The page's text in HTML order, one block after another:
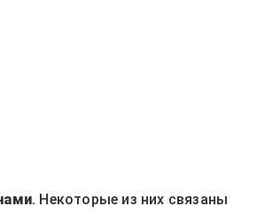
. Некоторые из них связаны